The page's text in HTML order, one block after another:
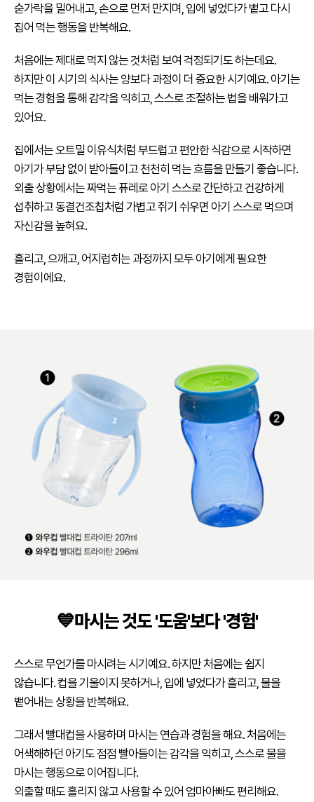
숟가락을 밀어내고, 손으로 먼저 만지며, 입에 넣었다가 뱉고 다시
집어 먹는 행동을 반복해요.
처음에는 제대로 먹지 않는 것처럼 보여 걱정되기도 하는데요.
하지만 이 시기의 식사는 양보다 과정이 더 중요한 시기예요. 아기는
먹는 경험을 통해 감각을 익히고, 스스로 조절하는 법을 배워가고
있어요.
집에서는 오트밀 이유식처럼 부드럽고 편안한 식감으로 시작하면
아기가 부담 없이 받아들이고 천천히 먹는 흐름을 만들기 좋습니다.
외출 상황에서는 짜먹는 퓨레로 아기 스스로 간단하고 건강하게
섭취하고 동결건조칩처럼 가볍고 쥐기 쉬우면 아기 스스로 먹으며
자신감을 높혀요.
흘리고, 으깨고, 어지럽히는 과정까지 모두 아기에게 필요한
경험이에요.
💙마시는 것도 '도움'보다 '경험'
스스로 무언가를 마시려는 시기예요. 하지만 처음에는 쉽지
않습니다. 컵을 기울이지 못하거나, 입에 넣었다가 흘리고, 물을
뱉어내는 상황을 반복해요.
그래서 빨대컵을 사용하며 마시는 연습과 경험을 해요. 처음에는
어색해하던 아기도 점점 빨아들이는 감각을 익히고, 스스로 물을
마시는 행동으로 이어집니다.
외출할 때도 흘리지 않고 사용할 수 있어 엄마아빠도 편리해요.